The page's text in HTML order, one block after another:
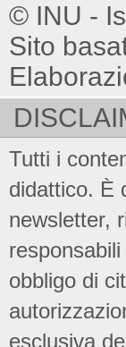
© INU -
Sito
Tutti i
didattico. È
newsletter,
obbligo di
esclusiva